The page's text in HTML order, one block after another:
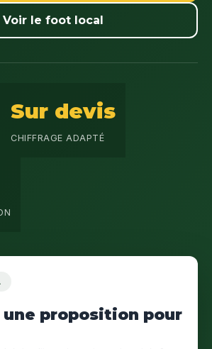
Voir le foot local
Sur devis
CHIFFRAGE ADAPTÉ
une proposition pour